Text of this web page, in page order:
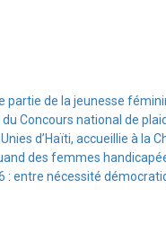
partie de la jeunesse
Concours national de
d’Haïti, accueillie à
des femmes
: entre nécessité